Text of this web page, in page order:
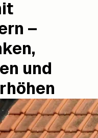
–
und